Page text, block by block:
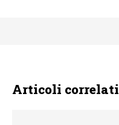
Articoli correlati